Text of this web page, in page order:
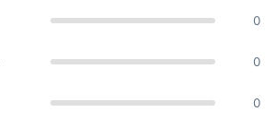
0
0
0